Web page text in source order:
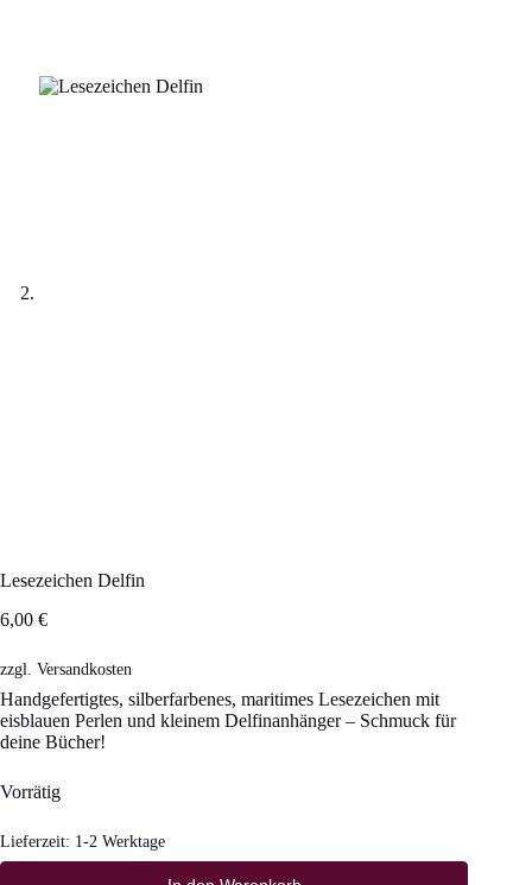
Lesezeichen Delfin
6,00 €
zzgl. Versandkosten
Handgefertigtes, silberfarbenes, maritimes Lesezeichen mit
eisblauen Perlen und kleinem Delfinanhänger – Schmuck für
deine Bücher!
Vorrätig
Lieferzeit: 1-2 Werktage